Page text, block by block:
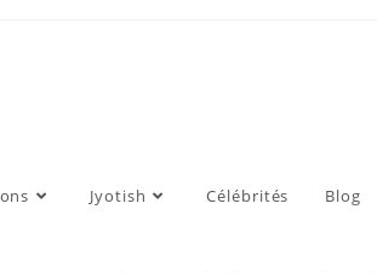
Jyotish Célébrités Blog